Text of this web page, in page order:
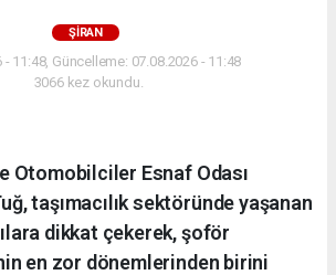
ŞİRAN
- 11:48, Güncelleme: 07.08.2026 - 11:48
3066 kez okundu.
Otomobilciler Esnaf Odası
taşımacılık sektöründe yaşanan
dikkat çekerek, şoför
en zor dönemlerinden birini